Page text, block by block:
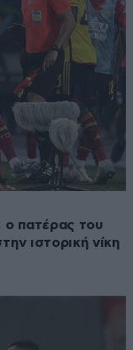
ο πατέρας του
ιστορική νίκη